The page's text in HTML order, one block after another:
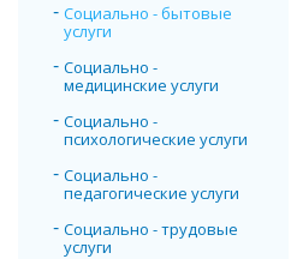
Социально - бытовые
услуги
Социально -
медицинские услуги
Социально -
психологические услуги
Социально -
педагогические услуги
Социально - трудовые
услуги